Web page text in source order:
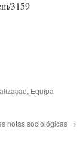
3159
, Equipa
notas sociológicas →